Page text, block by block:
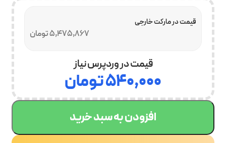
5,475,867 تومان
قیمت در مارکت خارجی
قیمت در وردپرس نیاز
۵۴۰,۰۰۰تومان
افزودن به سبد خرید